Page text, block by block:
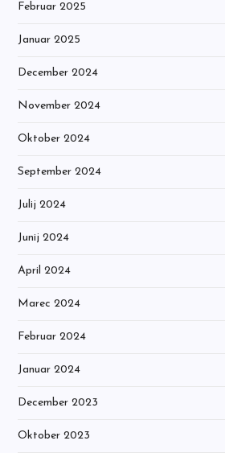
Februar 2025
Januar 2025
December 2024
November 2024
Oktober 2024
September 2024
Julij 2024
Junij 2024
April 2024
Marec 2024
Februar 2024
Januar 2024
December 2023
Oktober 2023